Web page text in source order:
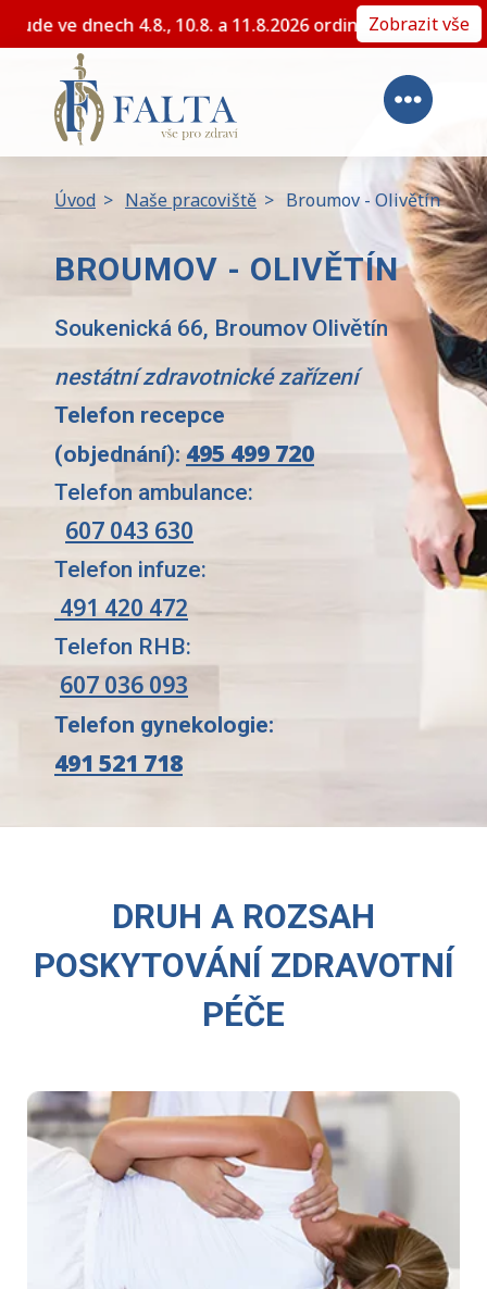
plánované dovolené nebude ve dnech 4.8., 10.8. a
Zobrazit vše
Úvod > Naše pracoviště > Broumov - Olivětín
BROUMOV - OLIVĚTÍN
Soukenická 66, Broumov Olivětín
nestátní zdravotnické zařízení
Telefon recepce
(objednání): 495 499 720
Telefon ambulance:
607 043 630
Telefon infuze:
491 420 472
Telefon RHB:
607 036 093
Telefon gynekologie:
491 521 718
DRUH A ROZSAH
POSKYTOVÁNÍ ZDRAVOTNÍ
PÉČE